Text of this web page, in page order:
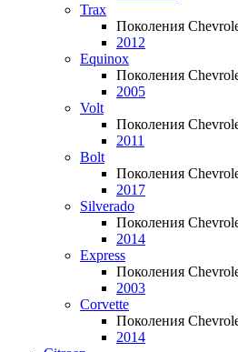
Trax
Поколения
2012
Equinox
Поколения
2005
Volt
Поколения
2011
Bolt
Поколения
2017
Silverado
Поколения
2014
Express
Поколения
2003
Corvette
Поколения
2014